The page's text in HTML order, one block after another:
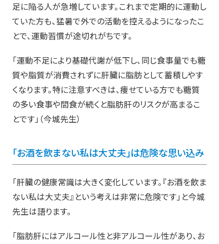
足に陥る人が急増しています。これまで定期的に運動し
ていた方も、猛暑で外での活動を控えるようになったこ
とで、運動習慣が途切れがちです。
「運動不足により基礎代謝が低下し、同じ食事量でも糖
質や脂質が消費されずに肝臓に脂肪として蓄積しやす
くなります。特に注意すべきは、痩せている方でも糖質
の多い食事や間食が続くと脂肪肝のリスクが高まるこ
とです」（今城先生）
「お酒を飲まない私は大丈夫」は危険な思い込み
「肝臓の健康常識は大きく変化しています。『お酒を飲ま
ない私は大丈夫』という考えは非常に危険です」と今城
先生は語ります。
「脂肪肝にはアルコール性と非アルコール性があり、お